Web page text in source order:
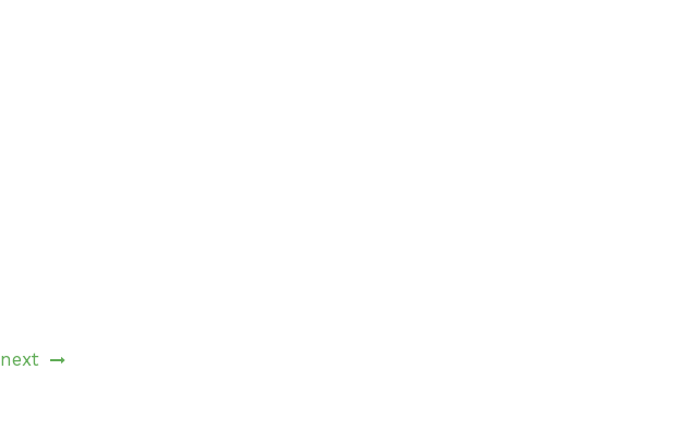
next